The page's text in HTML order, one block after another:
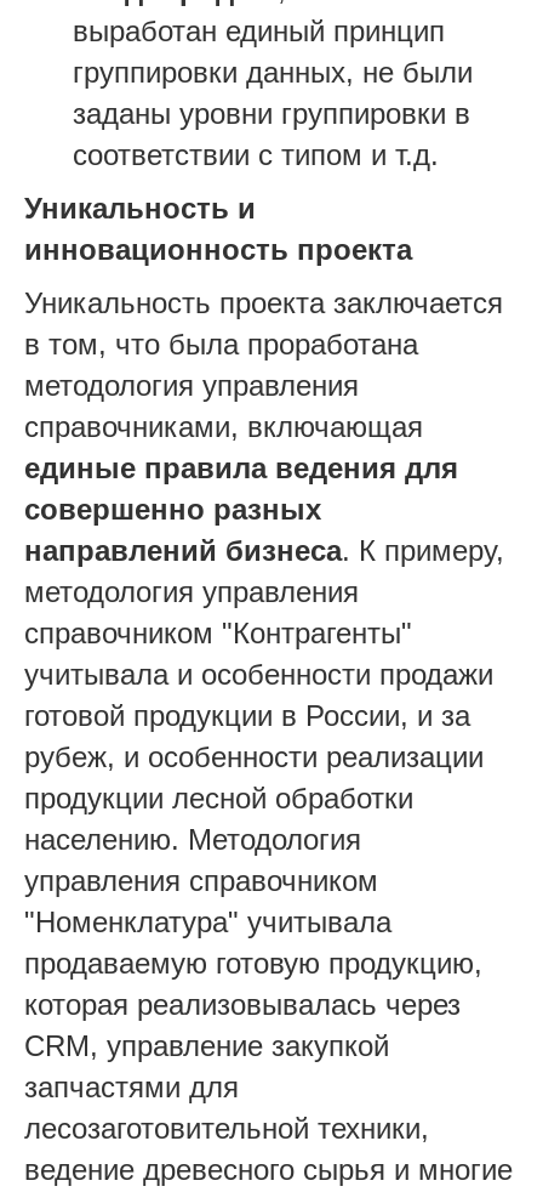
выработан единый принцип
группировки данных, не были
заданы уровни группировки в
соответствии с типом и т.д.
Уникальность и
инновационность проекта
Уникальность проекта заключается
в том, что была проработана
методология управления
справочниками, включающая
единые правила ведения для
совершенно разных
направлений бизнеса. К примеру,
методология управления
справочником "Контрагенты"
учитывала и особенности продажи
готовой продукции в России, и за
рубеж, и особенности реализации
продукции лесной обработки
населению. Методология
управления справочником
"Номенклатура" учитывала
продаваемую готовую продукцию,
которая реализовывалась через
CRM, управление закупкой
запчастями для
лесозаготовительной техники,
ведение древесного сырья и многие